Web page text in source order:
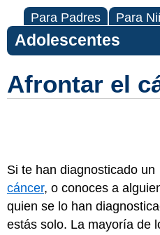
Para Padres Para
Adolescentes
Afrontar el
Si te han diagnosticado un
cáncer, o conoces a
quien se lo han
estás solo. La mayoría de